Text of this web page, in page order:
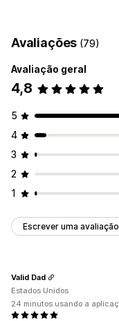
Eventos sazonais
Outono
Black Friday
Ano Novo
Primavera
Avaliações (79)
Avaliação geral
4,8
5
4
3
2
1
Escrever uma avaliação
Valid Dad
Estados Unidos
24 minutos usando a